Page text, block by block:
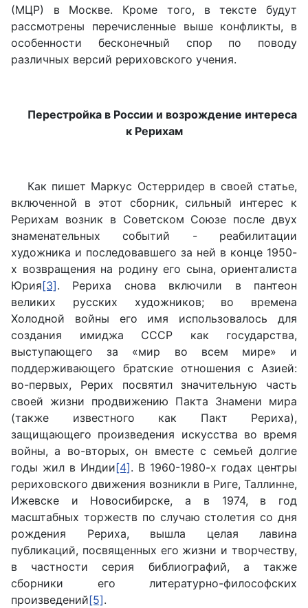
(МЦР) в Москве. Кроме того, в тексте будут
рассмотрены перечисленные выше конфликты, в
особенности бесконечный спор по поводу
различных версий рериховского учения.
Перестройка в России и возрождение интереса
к Рерихам
Как пишет Маркус Остерридер в своей статье,
включенной в этот сборник, сильный интерес к
Рерихам возник в Советском Союзе после двух
знаменательных событий - реабилитации
художника и последовавшего за ней в конце 1950-
х возвращения на родину его сына, ориенталиста
Юрия[3]. Рериха снова включили в пантеон
великих русских художников; во времена
Холодной войны его имя использовалось для
создания имиджа СССР как государства,
выступающего за «мир во всем мире» и
поддерживающего братские отношения с Азией:
во-первых, Рерих посвятил значительную часть
своей жизни продвижению Пакта Знамени мира
(также известного как Пакт Рериха),
защищающего произведения искусства во время
войны, а во-вторых, он вместе с семьей долгие
годы жил в Индии[4]. В 1960-1980-х годах центры
рериховского движения возникли в Риге, Таллинне,
Ижевске и Новосибирске, а в 1974, в год
масштабных торжеств по случаю столетия со дня
рождения Рериха, вышла целая лавина
публикаций, посвященных его жизни и творчеству,
в частности серия библиографий, а также
сборники его литературно-философских
произведений[5].